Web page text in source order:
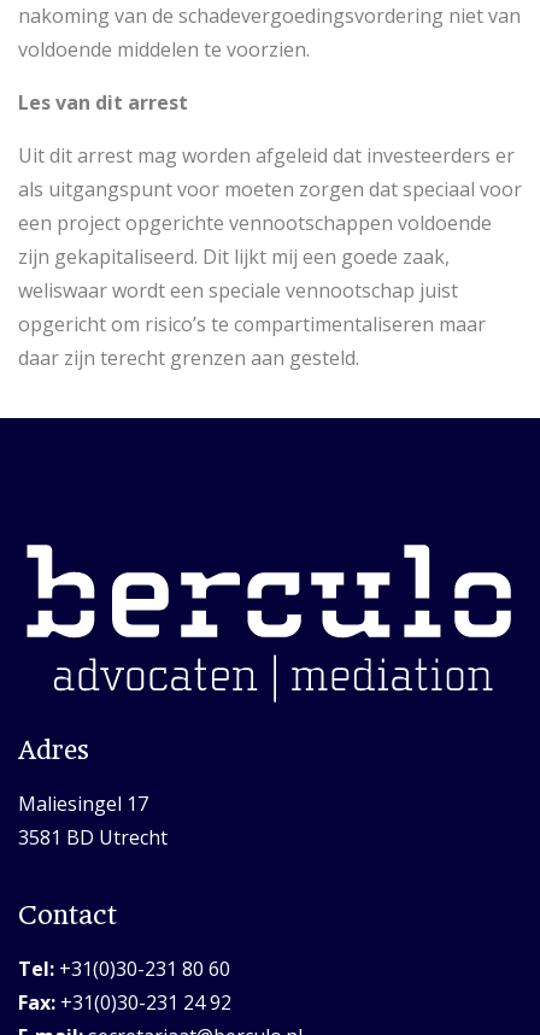
nakoming van de schadevergoedingsvordering niet van
voldoende middelen te voorzien.
Les van dit arrest
Uit dit arrest mag worden afgeleid dat investeerders er
als uitgangspunt voor moeten zorgen dat speciaal voor
een project opgerichte vennootschappen voldoende
zijn gekapitaliseerd. Dit lijkt mij een goede zaak,
weliswaar wordt een speciale vennootschap juist
opgericht om risico’s te compartimentaliseren maar
daar zijn terecht grenzen aan gesteld.
Adres
Maliesingel 17
3581 BD Utrecht
Contact
Tel: +31(0)30-231 80 60
Fax: +31(0)30-231 24 92